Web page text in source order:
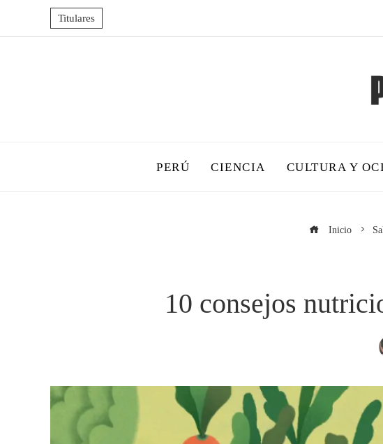
Titulares
PERÚ CIENCIA CULTURA Y
Inicio
10 consejos